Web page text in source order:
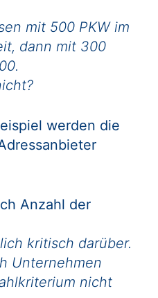
mit 500 PKW im
dann mit 300
werden die
Anzahl der
kritisch darüber.
Unternehmen
nicht